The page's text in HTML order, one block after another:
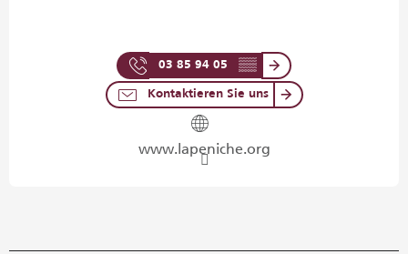
03 85 94 05 ▒▒
Kontaktieren Sie uns
www.lapeniche.org